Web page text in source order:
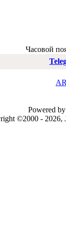
Часовой
Powered
©2000 - 2026,